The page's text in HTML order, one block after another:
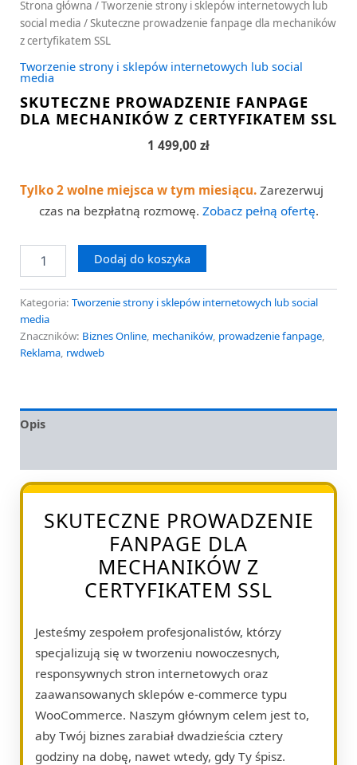
Strona główna /Tworzenie strony i sklepów internetowych lub
social media / Skuteczne prowadzenie fanpage dla mechaników
z certyfikatem SSL
Tworzenie strony i sklepów internetowych lub social
media
SKUTECZNE PROWADZENIE FANPAGE
DLA MECHANIKÓW Z CERTYFIKATEM SSL
1 499,00 zł
Tylko 2 wolne miejsca w tym miesiącu. Zarezerwuj
czas na bezpłatną rozmowę. Zobacz pełną ofertę.
Dodaj do koszyka
Kategoria: Tworzenie strony i sklepów internetowych lub social
media
Znaczników: Biznes Online, mechaników, prowadzenie fanpage,
Reklama, rwdweb
Opis
SKUTECZNE PROWADZENIE
FANPAGE DLA
MECHANIKÓW Z
CERTYFIKATEM SSL
Jesteśmy zespołem profesjonalistów, którzy
specjalizują się w tworzeniu nowoczesnych,
responsywnych stron internetowych oraz
zaawansowanych sklepów e-commerce typu
WooCommerce. Naszym głównym celem jest to,
aby Twój biznes zarabiał dwadzieścia cztery
godziny na dobę, nawet wtedy, gdy Ty śpisz.